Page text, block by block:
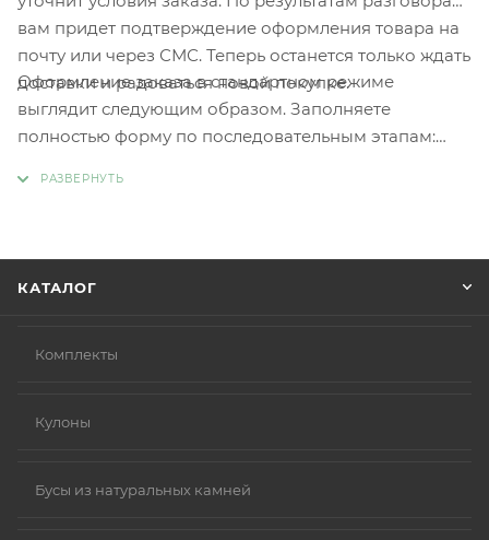
вам придет подтверждение оформления товара на
почту или через СМС. Теперь останется только ждать
доставки и радоваться новой покупке.
Оформление заказа в стандартном режиме
выглядит следующим образом. Заполняете
полностью форму по последовательным этапам:
КАТАЛОГ
Комплекты
Кулоны
Бусы из натуральных камней